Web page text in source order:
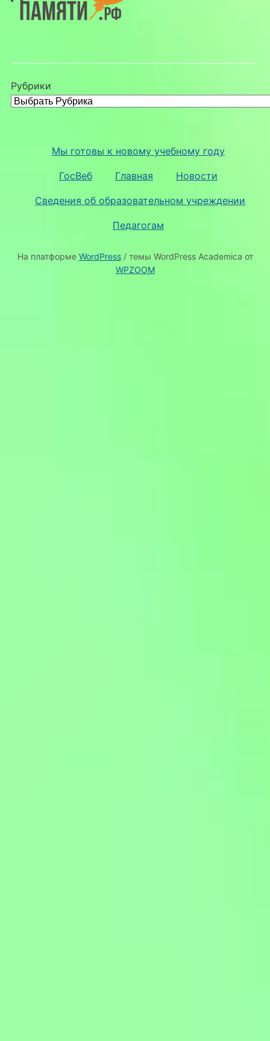
Рубрики
Мы готовы к новому учебному году
ГосВеб Главная Новости
Сведения об образовательном учреждении
Педагогам
На платформе WordPress/ темы WordPress Academica от
WPZOOM